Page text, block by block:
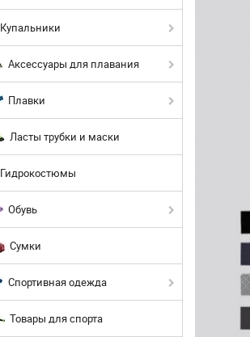
Купальники
Аксессуары для плавания
Плавки
Ласты трубки и маски
Гидрокостюмы
Обувь
Сумки
Спортивная одежда
Товары для спорта